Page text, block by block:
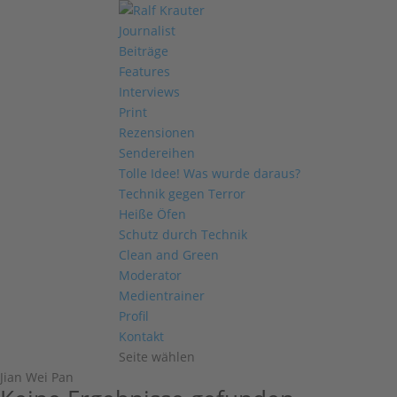
Journalist
Beiträge
Features
Interviews
Print
Rezensionen
Sendereihen
Tolle Idee! Was wurde daraus?
Technik gegen Terror
Heiße Öfen
Schutz durch Technik
Clean and Green
Moderator
Medientrainer
Profil
Kontakt
Seite wählen
Jian Wei Pan